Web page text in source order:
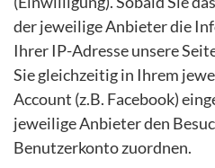
der jeweilige Anbieter die
Ihrer IP-Adresse unsere
Sie gleichzeitig in Ihrem
Account (z.B. Facebook)
jeweilige Anbieter den
Benutzerkonto zuordnen.